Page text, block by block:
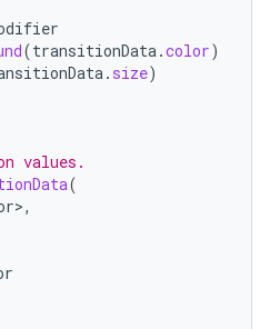
(transitionData.color)
. size)
values.
(
,